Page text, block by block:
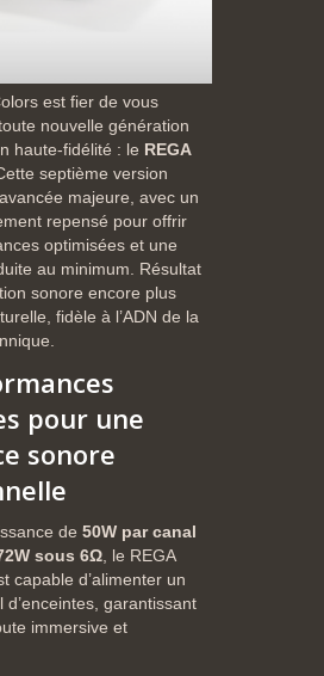
est fier de vous
nouvelle génération
haute-fidélité : le REGA
Cette septième version
majeure, avec un
repensé pour offrir
optimisées et une
au minimum. Résultat
sonore encore plus
fidèle à l’ADN de la
pour une
sonore
de 50W par canal
sous 6Ω , le REGA
capable d’alimenter un
d’enceintes, garantissant
immersive et